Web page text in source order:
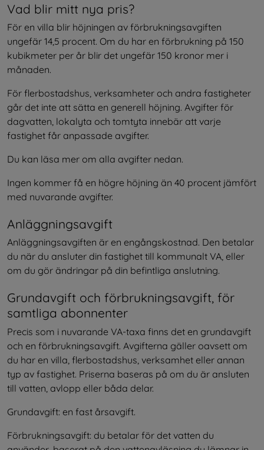
Vad blir mitt nya pris?
För en villa blir höjningen av förbrukningsavgiften
ungefär 14,5 procent. Om du har en förbrukning på 150
kubikmeter per år blir det ungefär 150 kronor mer i
månaden.
För flerbostadshus, verksamheter och andra fastigheter
går det inte att sätta en generell höjning. Avgifter för
dagvatten, lokalyta och tomtyta innebär att varje
fastighet får anpassade avgifter.
Du kan läsa mer om alla avgifter nedan.
Ingen kommer få en högre höjning än 40 procent jämfört
med nuvarande avgifter.
Anläggningsavgift
Anläggningsavgiften är en engångskostnad. Den betalar
du när du ansluter din fastighet till kommunalt VA, eller
om du gör ändringar på din befintliga anslutning.
Grundavgift och förbrukningsavgift, för
samtliga abonnenter
Precis som i nuvarande VA-taxa finns det en grundavgift
och en förbrukningsavgift. Avgifterna gäller oavsett om
du har en villa, flerbostadshus, verksamhet eller annan
typ av fastighet. Priserna baseras på om du är ansluten
till vatten, avlopp eller båda delar.
Grundavgift: en fast årsavgift.
Förbrukningsavgift: du betalar för det vatten du